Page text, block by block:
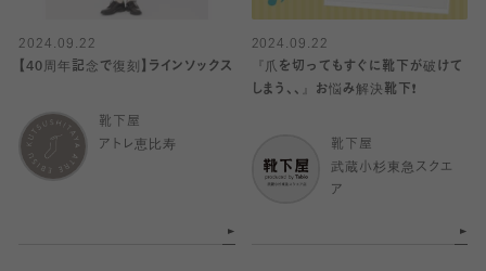
2024.09.22
【40周年記念で復刻】ラインソックス
靴下屋
アトレ恵比寿
2024.09.22
『爪を切ってもすぐに靴下が破けて
しまう、、』お悩み解決靴下❗️
靴下屋
武蔵小杉東急スクエ
ア